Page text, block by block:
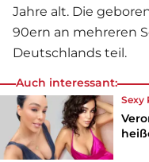
Jahre alt. Die
90ern an mehreren
Deutschlands teil.
Auch interessant:
Sexy